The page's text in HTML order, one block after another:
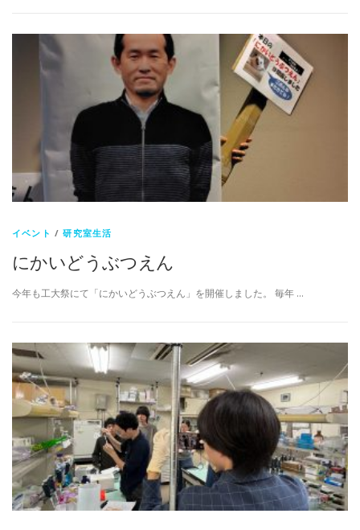
イベント /研究室生活
にかいどうぶつえん
今年も工大祭にて「にかいどうぶつえん」を開催しました。 毎年 …